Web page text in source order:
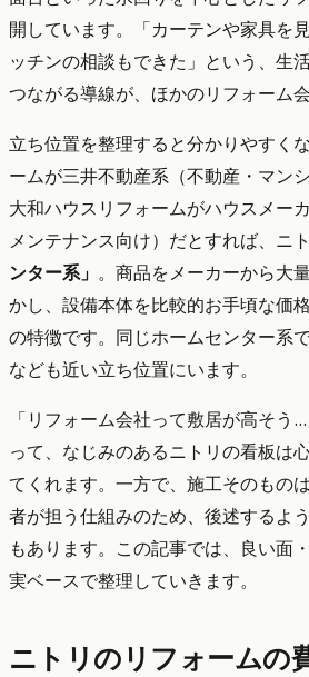
開しています。「カーテンや家具を
ッチンの相談もできた」という、生
つながる導線が、ほかのリフォーム
立ち位置を整理すると分かりやすく
ームが三井不動産系（不動産・マン
大和ハウスリフォームがハウスメー
メンテナンス向け）だとすれば、ニ
ンター系」 。商品をメーカーから大
かし、設備本体を比較的お手頃な価
の特徴です。同じホームセンター系
なども近い立ち位置にいます。
「リフォーム会社って敷居が高そう
って、なじみのあるニトリの看板は
てくれます。一方で、施工そのもの
者が担う仕組みのため、後述するよ
もあります。この記事では、良い面
実ベースで整理していきます。
ニトリのリフォームの